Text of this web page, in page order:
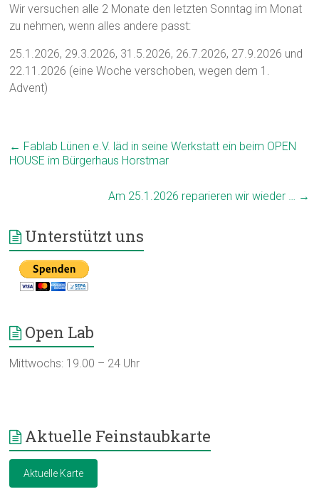
Wir versuchen alle 2 Monate den letzten Sonntag im Monat
zu nehmen, wenn alles andere passt:
25.1.2026, 29.3.2026, 31.5.2026, 26.7.2026, 27.9.2026 und
22.11.2026 (eine Woche verschoben, wegen dem 1.
Advent)
← Fablab Lünen e.V. läd in seine Werkstatt ein beim OPEN
HOUSE im Bürgerhaus Horstmar
Am 25.1.2026 reparieren wir wieder … →
Unterstützt uns
Open Lab
Mittwochs: 19.00 – 24 Uhr
Aktuelle Feinstaubkarte
Aktuelle Karte